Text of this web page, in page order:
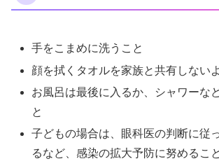
手をこまめに洗うこと
顔を拭くタオルを家族と共有しない
お風呂は最後に入るか、シャワーな
と
子どもの場合は、眼科医の判断に従
るなど、感染の拡大予防に努めること